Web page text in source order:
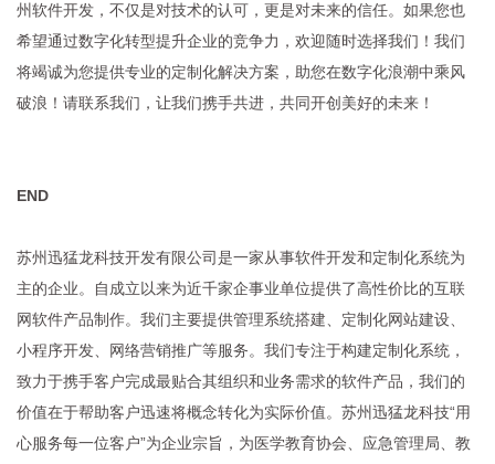
州软件开发，不仅是对技术的认可，更是对未来的信任。如果您也
希望通过数字化转型提升企业的竞争力，欢迎随时选择我们！我们
将竭诚为您提供专业的定制化解决方案，助您在数字化浪潮中乘风
破浪！请联系我们，让我们携手共进，共同开创美好的未来！
END
苏州迅猛龙科技开发有限公司是一家从事软件开发和定制化系统为
主的企业。自成立以来为近千家企事业单位提供了高性价比的互联
网软件产品制作。我们主要提供管理系统搭建、定制化网站建设、
小程序开发、网络营销推广等服务。我们专注于构建定制化系统，
致力于携手客户完成最贴合其组织和业务需求的软件产品，我们的
价值在于帮助客户迅速将概念转化为实际价值。苏州迅猛龙科技“用
心服务每一位客户”为企业宗旨，为医学教育协会、应急管理局、教